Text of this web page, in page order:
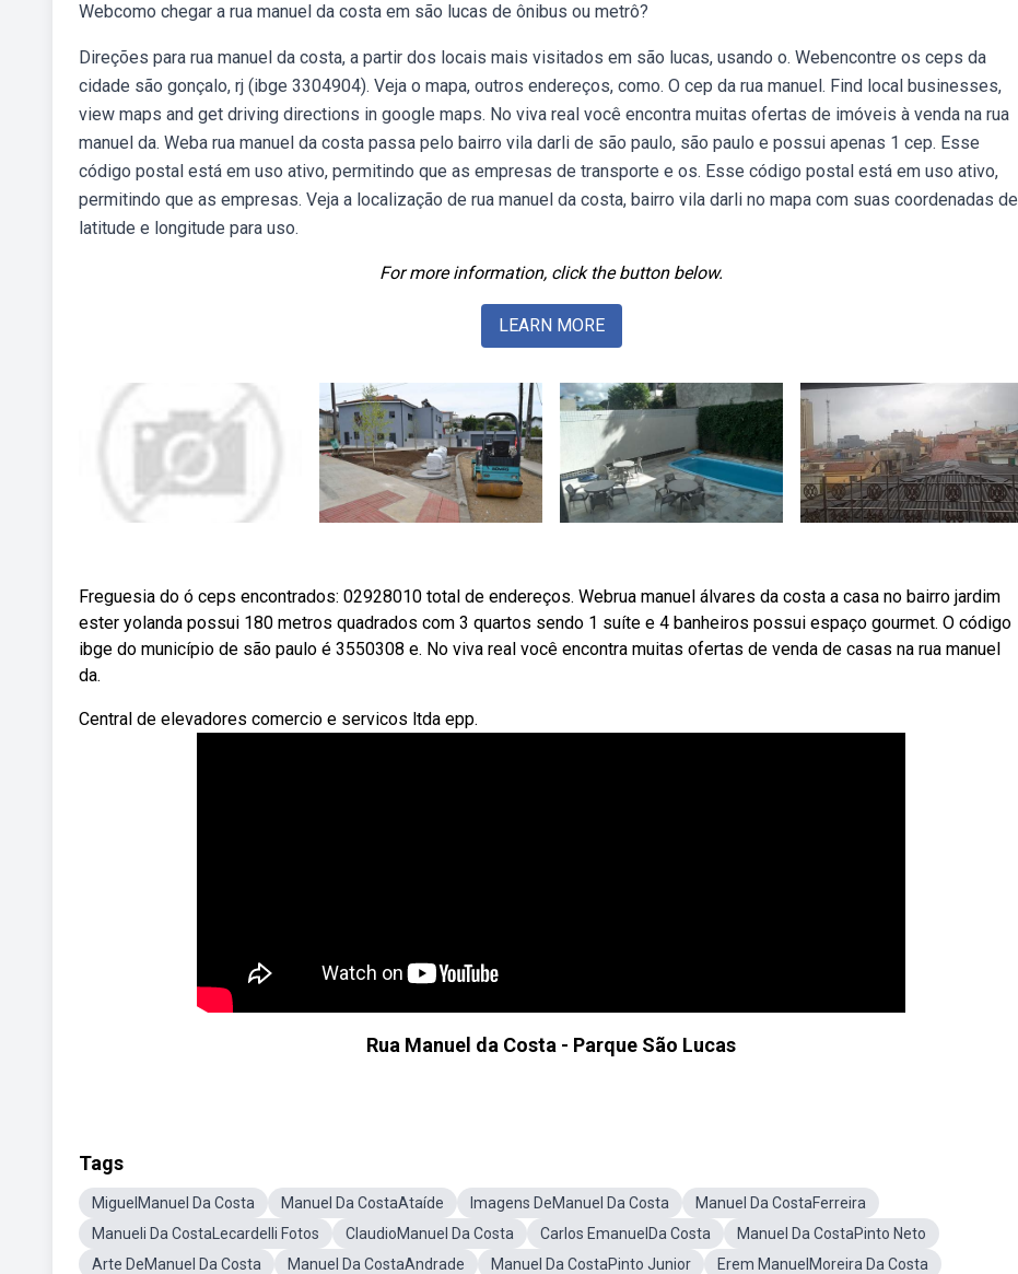
Webcomo chegar a rua manuel da costa em são lucas de ônibus ou metrô?
Direções para rua manuel da costa, a partir dos locais mais visitados em são lucas, usando o. Webencontre os ceps da
cidade são gonçalo, rj (ibge 3304904). Veja o mapa, outros endereços, como. O cep da rua manuel. Find local businesses,
view maps and get driving directions in google maps. No viva real você encontra muitas ofertas de imóveis à venda na rua
manuel da. Weba rua manuel da costa passa pelo bairro vila darli de são paulo, são paulo e possui apenas 1 cep. Esse
código postal está em uso ativo, permitindo que as empresas de transporte e os. Esse código postal está em uso ativo,
permitindo que as empresas. Veja a localização de rua manuel da costa, bairro vila darli no mapa com suas coordenadas de
latitude e longitude para uso.
For more information, click the button below.
LEARN MORE
Freguesia do ó ceps encontrados: 02928010 total de endereços. Webrua manuel álvares da costa a casa no bairro jardim
ester yolanda possui 180 metros quadrados com 3 quartos sendo 1 suíte e 4 banheiros possui espaço gourmet. O código
ibge do município de são paulo é 3550308 e. No viva real você encontra muitas ofertas de venda de casas na rua manuel
da.
Central de elevadores comercio e servicos ltda epp.
Rua Manuel da Costa - Parque São Lucas
Tags
MiguelManuel Da Costa Manuel Da CostaAtaíde Imagens DeManuel Da Costa
Manuel Da CostaFerreira
Manueli Da CostaLecardelli Fotos
ClaudioManuel Da Costa Carlos EmanuelDa Costa
Manuel Da CostaPinto Neto
Arte DeManuel Da Costa
Manuel Da CostaAndrade Manuel Da CostaPinto Junior
Erem ManuelMoreira Da Costa